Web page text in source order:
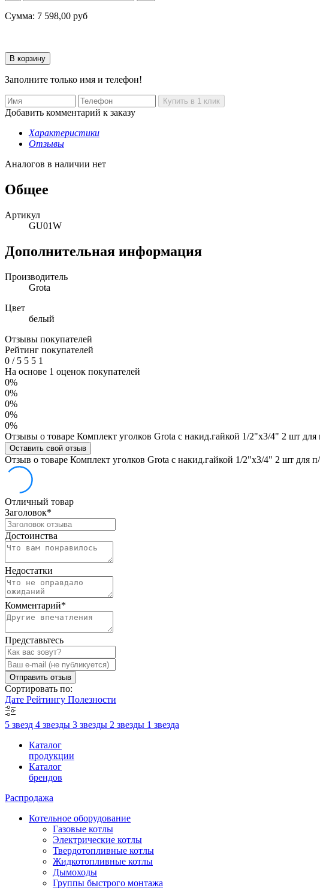
Сумма: 7 598,00 руб
Заполните только имя и телефон!
Добавить комментарий к заказу
Характеристики
Отзывы
Аналогов в наличии нет
Общее
Артикул
GU01W
Дополнительная информация
Производитель
Grota
Цвет
белый
Отзывы покупателей
Рейтинг покупателей
0 /5 5 5 1
На основе 1 оценок покупателей
0%
0%
0%
0%
0%
Отзывы о товаре Комплект уголков Grota с накид.гайкой 1/2"х3/4" 2 шт
Оставить свой отзыв
Отзыв о товаре Комплект уголков Grota с накид.гайкой 1/2"х3/4" 2 шт для
Отличный товар
Заголовок*
Достоинства
Недостатки
Комментарий*
Представьтесь
Отправить отзыв
Сортировать по:
Дате Рейтингу Полезности
5 звезд 4 звезды 3 звезды 2 звезды 1 звезда
Каталог
продукции
Каталог
брендов
Распродажа
Котельное оборудование
Газовые котлы
Электрические котлы
Твердотопливные котлы
Жидкотопливные котлы
Дымоходы
Группы быстрого монтажа